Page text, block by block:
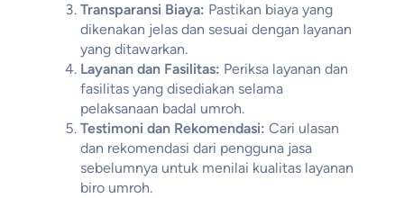
Transparansi Biaya: Pastikan biaya yang
dikenakan jelas dan sesuai dengan layanan
yang ditawarkan.
Layanan dan Fasilitas: Periksa layanan dan
fasilitas yang disediakan selama
pelaksanaan badal umroh.
Testimoni dan Rekomendasi: Cari ulasan
dan rekomendasi dari pengguna jasa
sebelumnya untuk menilai kualitas layanan
biro umroh.